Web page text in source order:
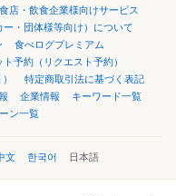
店・飲食企業様向けサービス
ー・団体様等向け）について
食べログプレミアム
ト予約（リクエスト予約）
特定商取引法に基づく表記
企業情報
キーワード一覧
ン一覧
文 한국어 日本語